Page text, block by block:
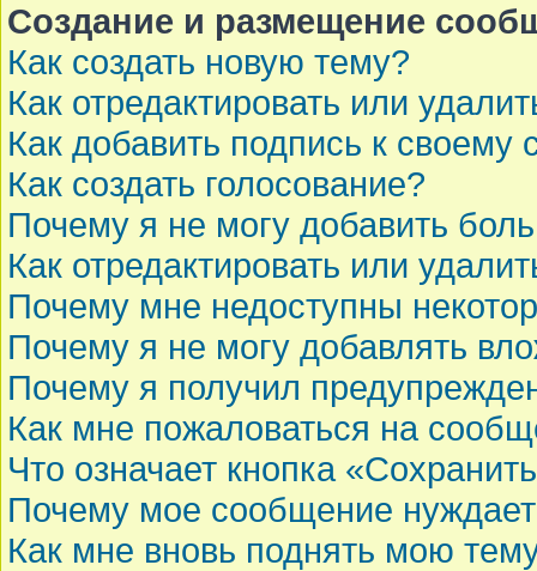
Создание и размещение
Как создать новую тему?
Как отредактировать или
Как добавить подпись к
Как создать голосование?
Почему я не могу добавить
Как отредактировать или
Почему мне недоступны
Почему я не могу добавлять
Почему я получил
Как мне пожаловаться на
Что означает кнопка
Почему мое сообщение
Как мне вновь поднять мою